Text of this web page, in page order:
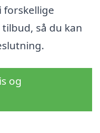
forskellige
så du kan
og